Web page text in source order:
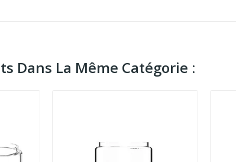
Dans La Même Catégorie :